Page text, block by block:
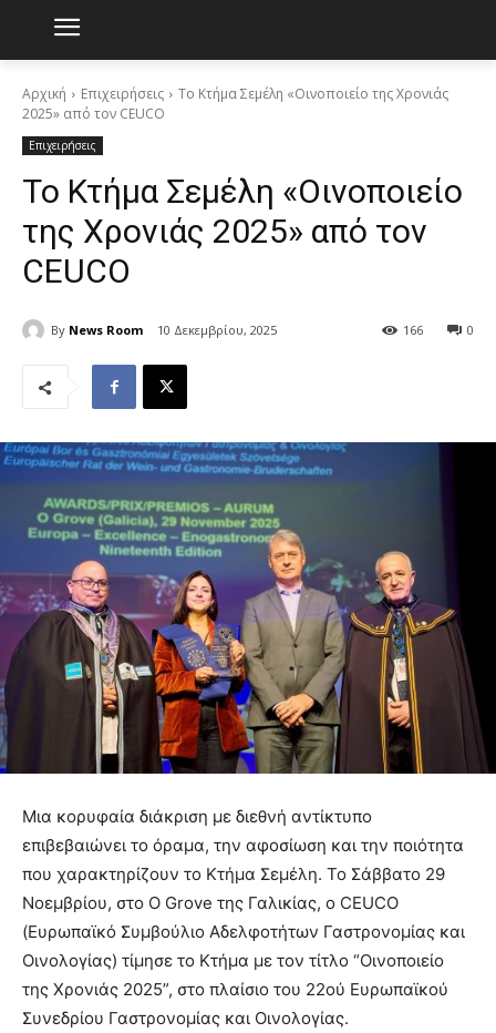
Αρχική Επιχειρήσεις
Το Κτήμα Σεμέλη «Οινοποιείο της Χρονιάς
2025» από τον CEUCO
Επιχειρήσεις
Το Κτήμα Σεμέλη «Οινοποιείο
της Χρονιάς 2025» από τον
CEUCO
By News Room 10 Δεκεμβρίου, 2025 0
166
Μια κορυφαία διάκριση με διεθνή αντίκτυπο
επιβεβαιώνει το όραμα, την αφοσίωση και την ποιότητα
που χαρακτηρίζουν το Κτήμα Σεμέλη. Το Σάββατο 29
Νοεμβρίου, στο O Grove της Γαλικίας, ο CEUCO
(Ευρωπαϊκό Συμβούλιο Αδελφοτήτων Γαστρονομίας και
Οινολογίας) τίμησε το Κτήμα με τον τίτλο “Οινοποιείο
της Χρονιάς 2025”, στο πλαίσιο του 22ού Ευρωπαϊκού
Συνεδρίου Γαστρονομίας και Οινολογίας.